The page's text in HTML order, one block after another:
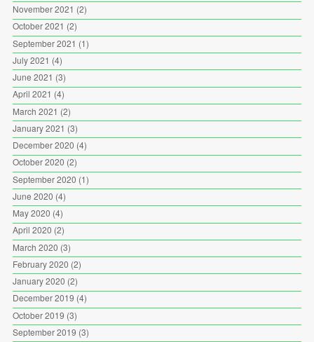
November 2021 (2)
October 2021 (2)
September 2021 (1)
July 2021 (4)
June 2021 (3)
April 2021 (4)
March 2021 (2)
January 2021 (3)
December 2020 (4)
October 2020 (2)
September 2020 (1)
June 2020 (4)
May 2020 (4)
April 2020 (2)
March 2020 (3)
February 2020 (2)
January 2020 (2)
December 2019 (4)
October 2019 (3)
September 2019 (3)